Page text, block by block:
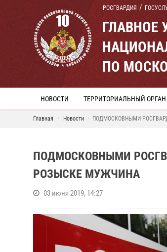
РОСГВАРДИЯ
ГЛАВНОЕ
ПО
НОВОСТИ ТЕРРИТОРИАЛЬНЫЙ ОРГАН
Главная Новости ПОДМОСКОВНЫМИ
ПОДМОСКОВНЫМИ
РОЗЫСКЕ МУЖЧИНА
03 июня 2019, 14:27